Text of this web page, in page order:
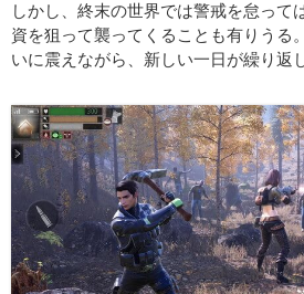
しかし、終末の世界では警戒を怠って
資を狙って襲ってくることも有りうる
いに震えながら、新しい一日が繰り返